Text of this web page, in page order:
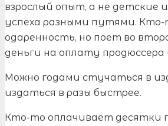
взрослый опыт, а не детские
успеха разными путями.
одаренность, но поет во
деньги на оплату продюссера
Можно годами стучаться в
издаться в разы быстрее.
Кто-то оплачивает десятки